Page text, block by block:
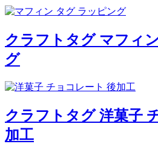
クラフトタグ マフィ
グ
クラフトタグ 洋菓子
加工